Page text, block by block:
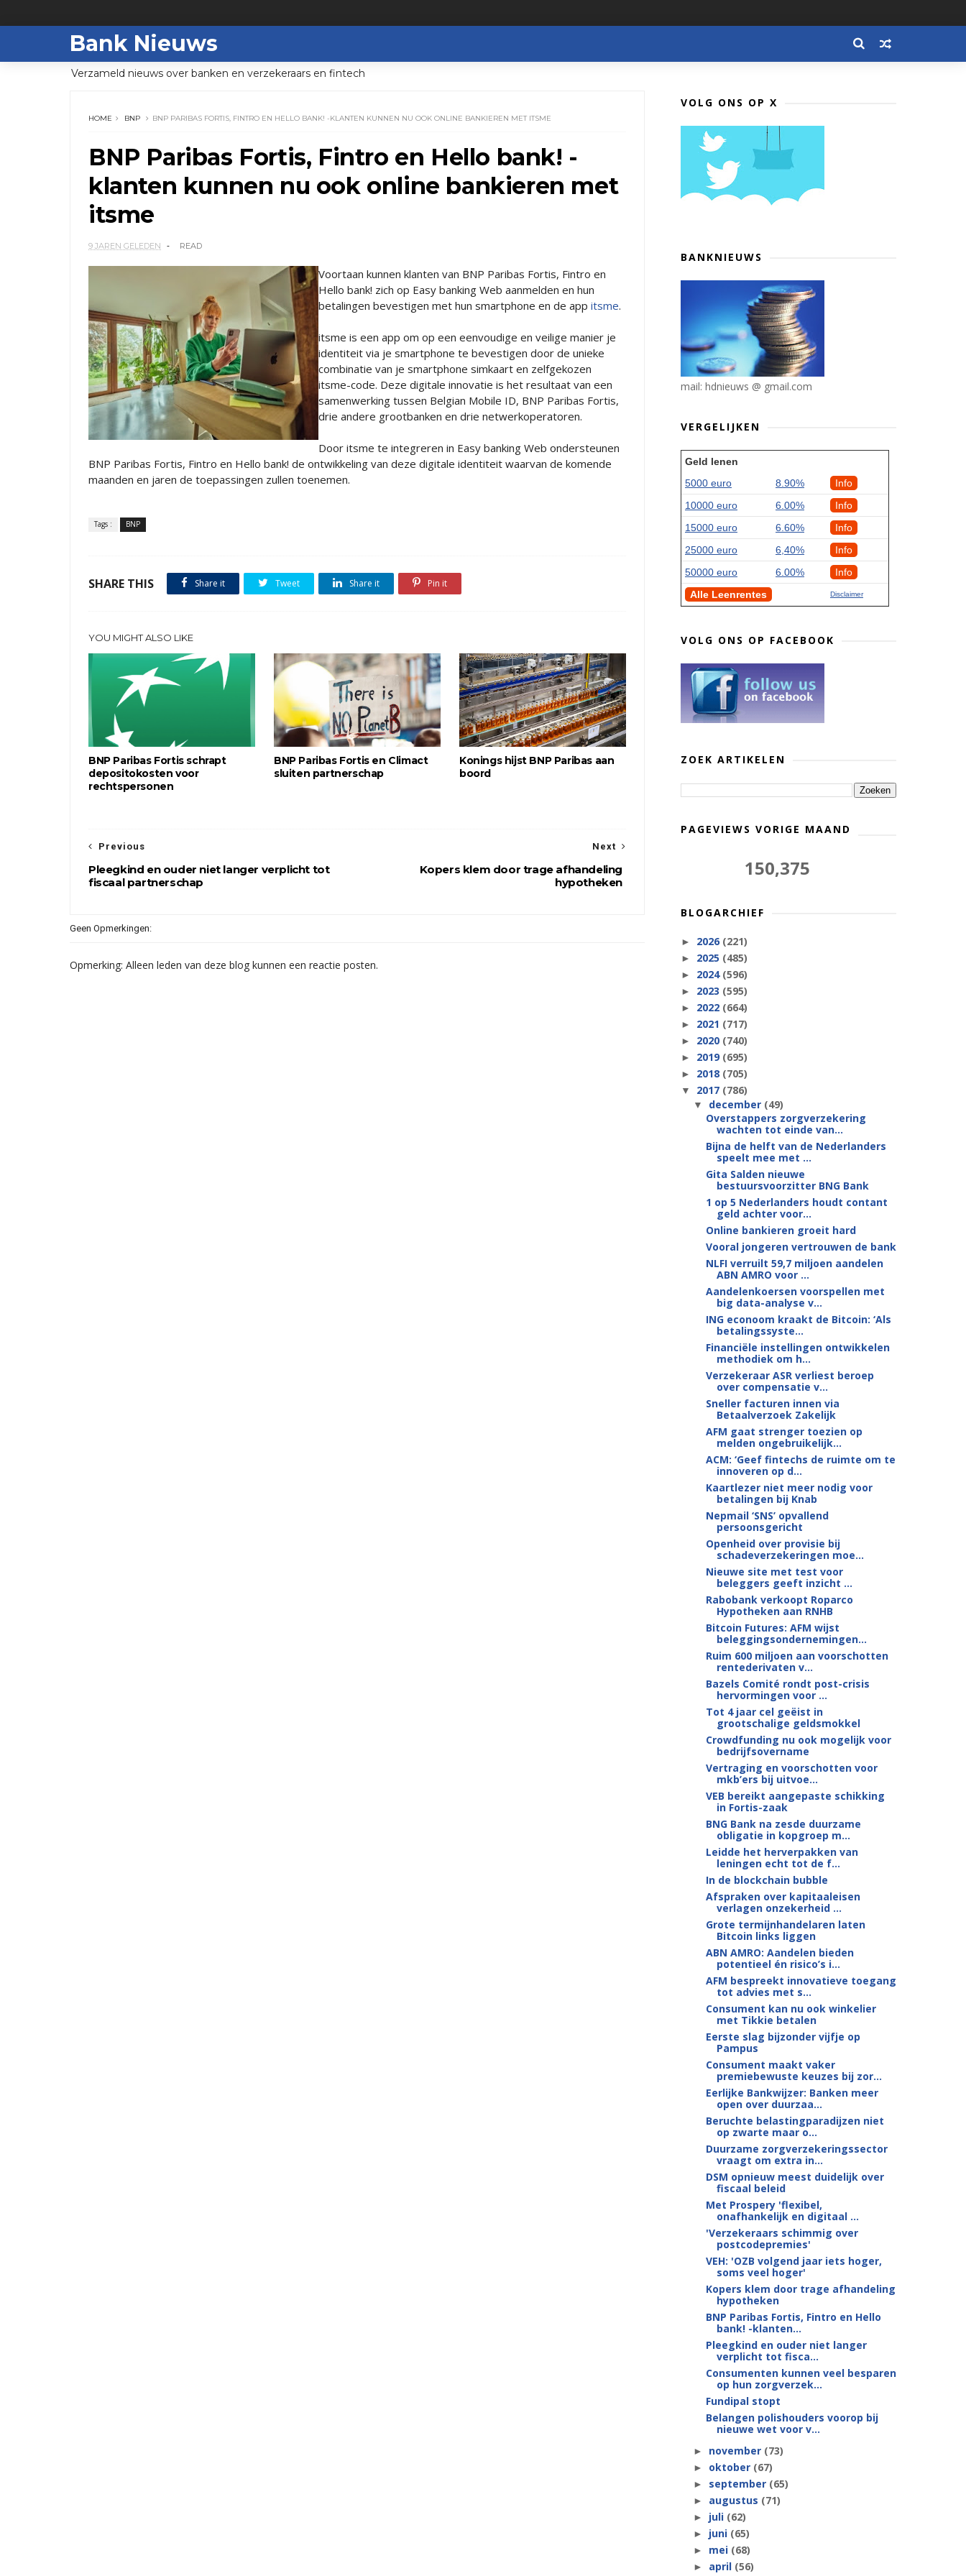
Bank Nieuws
Verzameld nieuws over banken en verzekeraars en fintech
HOME BNP BNP PARIBAS FORTIS, FINTRO EN HELLO BANK! -KLANTEN KUNNEN NU OOK ONLINE BANKIEREN MET ITSME
BNP Paribas Fortis, Fintro en Hello bank! -
klanten kunnen nu ook online bankieren met
itsme
9 JAREN GELEDEN READ
Voortaan kunnen klanten van BNP Paribas Fortis, Fintro en
Hello bank! zich op Easy banking Web aanmelden en hun
betalingen bevestigen met hun smartphone en de app itsme.
itsme is een app om op een eenvoudige en veilige manier je
identiteit via je smartphone te bevestigen door de unieke
combinatie van je smartphone simkaart en zelfgekozen
itsme-code. Deze digitale innovatie is het resultaat van een
samenwerking tussen Belgian Mobile ID, BNP Paribas Fortis,
drie andere grootbanken en drie netwerkoperatoren.
Door itsme te integreren in Easy banking Web ondersteunen
BNP Paribas Fortis, Fintro en Hello bank! de ontwikkeling van deze digitale identiteit waarvan de komende
maanden en jaren de toepassingen zullen toenemen.
Tags : BNP
SHARE THIS Share it Tweet Share it Pin it
YOU MIGHT ALSO LIKE
BNP Paribas Fortis schrapt
depositokosten voor
rechtspersonen
BNP Paribas Fortis en Climact
sluiten partnerschap
Konings hijst BNP Paribas aan
boord
Next
Kopers klem door trage afhandeling
hypotheken
Previous
Pleegkind en ouder niet langer verplicht tot
fiscaal partnerschap
Geen Opmerkingen:
Opmerking: Alleen leden van deze blog kunnen een reactie posten.
VOLG ONS OP X
BANKNIEUWS
mail: hdnieuws @ gmail.com
VERGELIJKEN
Geld lenen
5000 euro
8.90%
Info
10000 euro
6.00%
Info
15000 euro
6.60%
Info
25000 euro
6,40%
Info
50000 euro
6.00%
Info
Alle Leenrentes
Disclaimer
VOLG ONS OP FACEBOOK
ZOEK ARTIKELEN
PAGEVIEWS VORIGE MAAND
150,375
BLOGARCHIEF
► 2026 (221)
► 2025 (485)
► 2024 (596)
► 2023 (595)
► 2022 (664)
► 2021 (717)
► 2020 (740)
► 2019 (695)
► 2018 (705)
▼ 2017 (786)
▼ december (49)
Overstappers zorgverzekering
wachten tot einde van...
Bijna de helft van de Nederlanders
speelt mee met ...
Gita Salden nieuwe
bestuursvoorzitter BNG Bank
1 op 5 Nederlanders houdt contant
geld achter voor...
Online bankieren groeit hard
Vooral jongeren vertrouwen de bank
NLFI verruilt 59,7 miljoen aandelen
ABN AMRO voor ...
Aandelenkoersen voorspellen met
big data-analyse v...
ING econoom kraakt de Bitcoin: ‘Als
betalingssyste...
Financiële instellingen ontwikkelen
methodiek om h...
Verzekeraar ASR verliest beroep
over compensatie v...
Sneller facturen innen via
Betaalverzoek Zakelijk
AFM gaat strenger toezien op
melden ongebruikelijk...
ACM: ‘Geef fintechs de ruimte om te
innoveren op d...
Kaartlezer niet meer nodig voor
betalingen bij Knab
Nepmail ‘SNS’ opvallend
persoonsgericht
Openheid over provisie bij
schadeverzekeringen moe...
Nieuwe site met test voor
beleggers geeft inzicht ...
Rabobank verkoopt Roparco
Hypotheken aan RNHB
Bitcoin Futures: AFM wijst
beleggingsondernemingen...
Ruim 600 miljoen aan voorschotten
rentederivaten v...
Bazels Comité rondt post-crisis
hervormingen voor ...
Tot 4 jaar cel geëist in
grootschalige geldsmokkel
Crowdfunding nu ook mogelijk voor
bedrijfsovername
Vertraging en voorschotten voor
mkb’ers bij uitvoe...
VEB bereikt aangepaste schikking
in Fortis-zaak
BNG Bank na zesde duurzame
obligatie in kopgroep m...
Leidde het herverpakken van
leningen echt tot de f...
In de blockchain bubble
Afspraken over kapitaaleisen
verlagen onzekerheid ...
Grote termijnhandelaren laten
Bitcoin links liggen
ABN AMRO: Aandelen bieden
potentieel én risico’s i...
AFM bespreekt innovatieve toegang
tot advies met s...
Consument kan nu ook winkelier
met Tikkie betalen
Eerste slag bijzonder vijfje op
Pampus
Consument maakt vaker
premiebewuste keuzes bij zor...
Eerlijke Bankwijzer: Banken meer
open over duurzaa...
Beruchte belastingparadijzen niet
op zwarte maar o...
Duurzame zorgverzekeringssector
vraagt om extra in...
DSM opnieuw meest duidelijk over
fiscaal beleid
Met Prospery 'flexibel,
onafhankelijk en digitaal ...
'Verzekeraars schimmig over
postcodepremies'
VEH: 'OZB volgend jaar iets hoger,
soms veel hoger'
Kopers klem door trage afhandeling
hypotheken
BNP Paribas Fortis, Fintro en Hello
bank! -klanten...
Pleegkind en ouder niet langer
verplicht tot fisca...
Consumenten kunnen veel besparen
op hun zorgverzek...
Fundipal stopt
Belangen polishouders voorop bij
nieuwe wet voor v...
► november (73)
► oktober (67)
► september (65)
► augustus (71)
► juli (62)
► juni (65)
► mei (68)
► april (56)